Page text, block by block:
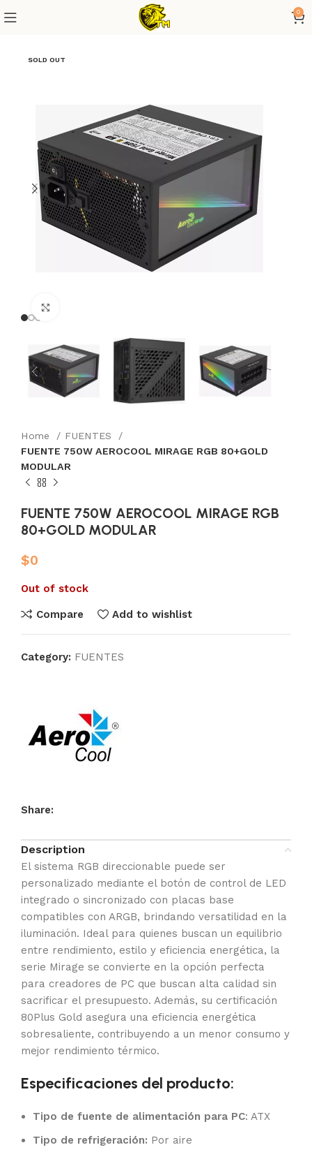
0
SOLD OUT
Home
FUENTES
FUENTE 750W AEROCOOL MIRAGE RGB 80+GOLD
MODULAR
FUENTE 750W AEROCOOL MIRAGE RGB
80+GOLD MODULAR
$0
Out of stock
Compare Add to wishlist
Category: FUENTES
Share:
Description
El sistema RGB direccionable puede ser
personalizado mediante el botón de control de LED
integrado o sincronizado con placas base
compatibles con ARGB, brindando versatilidad en la
iluminación. Ideal para quienes buscan un equilibrio
entre rendimiento, estilo y eficiencia energética, la
serie Mirage se convierte en la opción perfecta
para creadores de PC que buscan alta calidad sin
sacrificar el presupuesto. Además, su certificación
80Plus Gold asegura una eficiencia energética
sobresaliente, contribuyendo a un menor consumo y
mejor rendimiento térmico.
Especificaciones del producto:
Tipo de fuente de alimentación para PC: ATX
Tipo de refrigeración: Por aire